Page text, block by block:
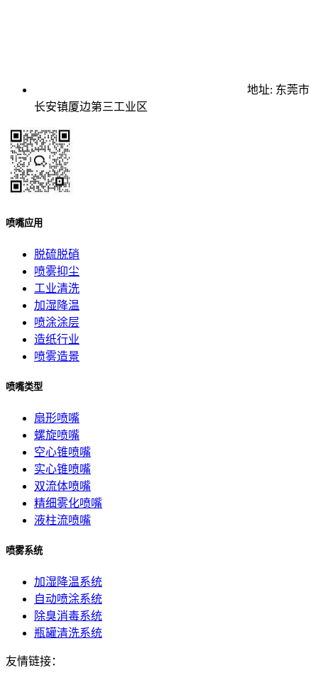
地址: 东莞市
长安镇厦边第三工业区
喷嘴应用
脱硫脱硝
喷雾抑尘
工业清洗
加湿降温
喷涂涂层
造纸行业
喷雾造景
喷嘴类型
扇形喷嘴
螺旋喷嘴
空心锥喷嘴
实心锥喷嘴
双流体喷嘴
精细雾化喷嘴
液柱流喷嘴
喷雾系统
加湿降温系统
自动喷涂系统
除臭消毒系统
瓶罐清洗系统
友情链接：